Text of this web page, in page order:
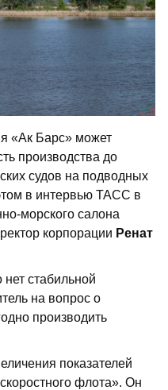
«Ак Барс» может
производства до
судов на подводных
в интервью ТАСС в
морского салона
корпорации Ренат
стабильной
на вопрос о
производить
показателей
флота». Он